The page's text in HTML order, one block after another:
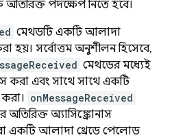
পদক্ষেপ নিতে হবে।
মেথডটি একটি আলাদা
হয়। সর্বোত্তম অনুশীলন হিসেবে,
মেথডের মধ্যেই
করা এবং সাথে সাথে একটি
onMessageReceived
অ্যাসিঙ্ক্রোনাস
একটি আলাদা থ্রেডে পেলোড